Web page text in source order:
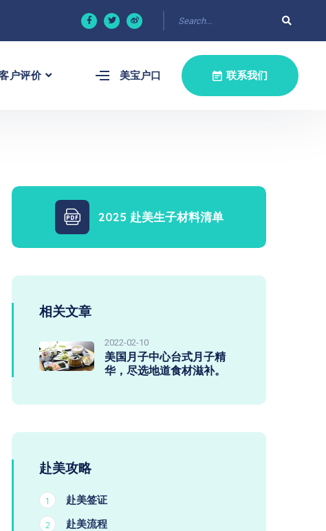
户评价 美宝户口 联系我们
2025 赴美生子材料清单
相关文章
2022-02-10
美国月子中心台式月子精
华，尽选地道食材滋补。
赴美攻略
1 赴美签证
2 赴美流程